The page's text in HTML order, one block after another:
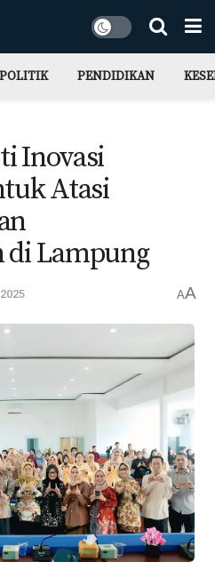
POLITIK PENDIDIKAN
Inovasi
Atasi
di Lampung
AA